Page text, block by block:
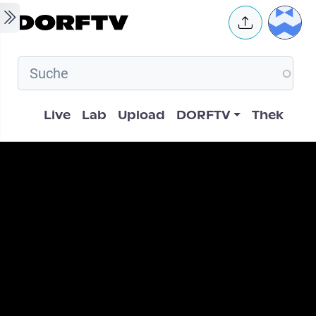
Skip to main content User
Hauptnavigation
Live Lab Upload DORFTV Thek